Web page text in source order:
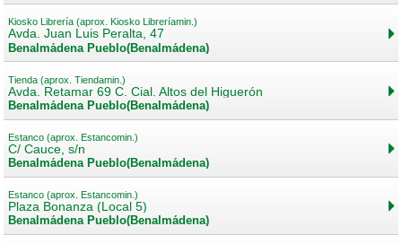
Kiosko Librería (aprox. Kiosko Libreríamin.)
Avda. Juan Luis Peralta, 47
Benalmádena Pueblo(Benalmádena)
Tienda (aprox. Tiendamin.)
Avda. Retamar 69 C. Cial. Altos del Higuerón
Benalmádena Pueblo(Benalmádena)
Estanco (aprox. Estancomin.)
C/ Cauce, s/n
Benalmádena Pueblo(Benalmádena)
Estanco (aprox. Estancomin.)
Plaza Bonanza (Local 5)
Benalmádena Pueblo(Benalmádena)